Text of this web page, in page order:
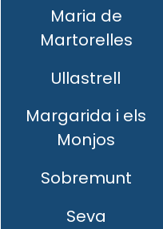
Maria de
Martorelles
Ullastrell
Margarida i els
Monjos
Sobremunt
Seva